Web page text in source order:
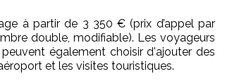
à partir de 3 350 € (prix d’appel par
double, modifiable). Les voyageurs
également choisir d'ajouter des
et les visites touristiques.